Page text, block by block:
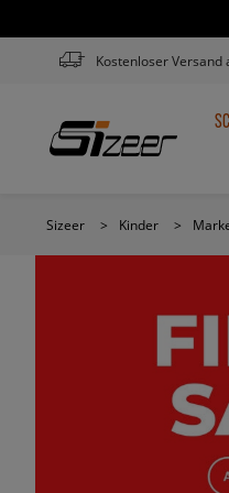
Kostenloser Versand
Sizeer > Kinder >